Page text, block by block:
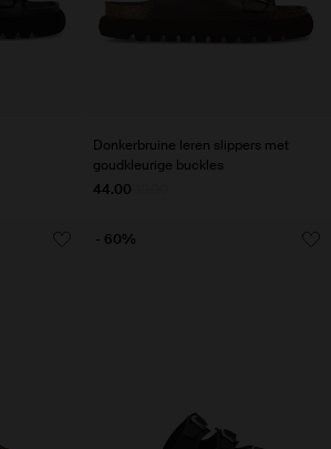
Donkerbruine leren slippers met
goudkleurige buckles
44.00
- 60%